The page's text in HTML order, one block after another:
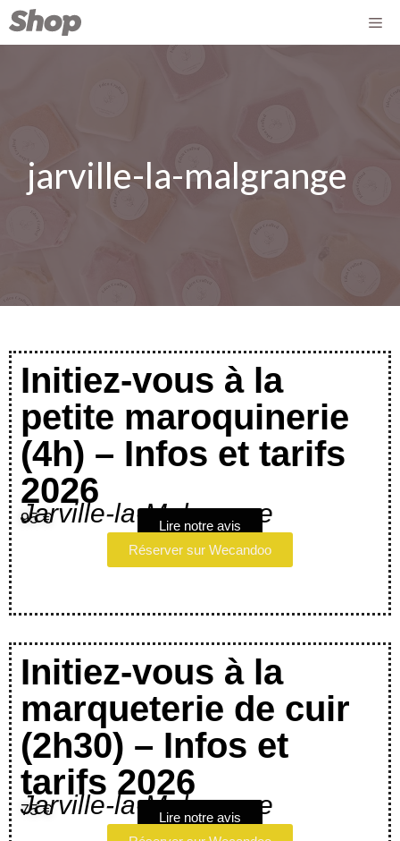
jarville-la-malgrange
Initiez-vous à la
petite maroquinerie
(4h) – Infos et tarifs
2026
Jarville-la-Malgrange
95 €
Lire notre avis
Réserver sur Wecandoo
Initiez-vous à la
marqueterie de cuir
(2h30) – Infos et
tarifs 2026
Jarville-la-Malgrange
75 €
Lire notre avis